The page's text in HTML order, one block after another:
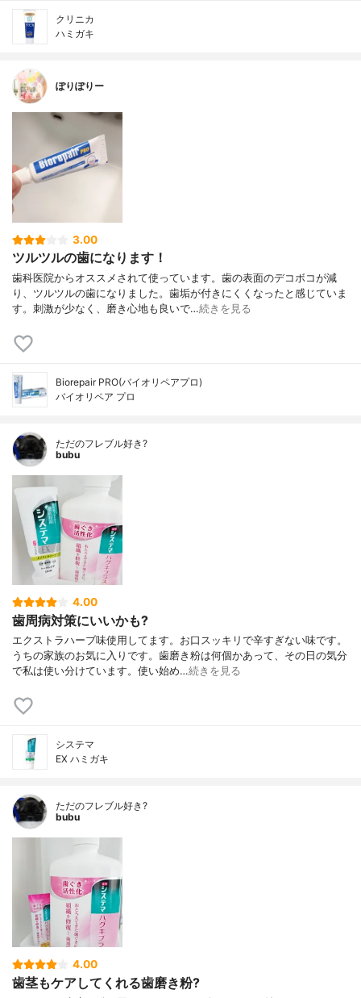
クリニカ
ハミガキ
ぽりぽりー
3.00
ツルツルの歯になります！
歯科医院からオススメされて使っています。歯の表面のデコボコが減
り、ツルツルの歯になりました。歯垢が付きにくくなったと感じていま
す。刺激が少なく、磨き心地も良いで…続きを見る
Biorepair PRO(バイオリペアプロ)
バイオリペア プロ
ただのフレブル好き?
bubu
4.00
歯周病対策にいいかも?
エクストラハーブ味使用してます。お口スッキリで辛すぎない味です。
うちの家族のお気に入りです。歯磨き粉は何個かあって、その日の気分
で私は使い分けています。使い始め…続きを見る
システマ
EX ハミガキ
ただのフレブル好き?
bubu
4.00
歯茎もケアしてくれる歯磨き粉?